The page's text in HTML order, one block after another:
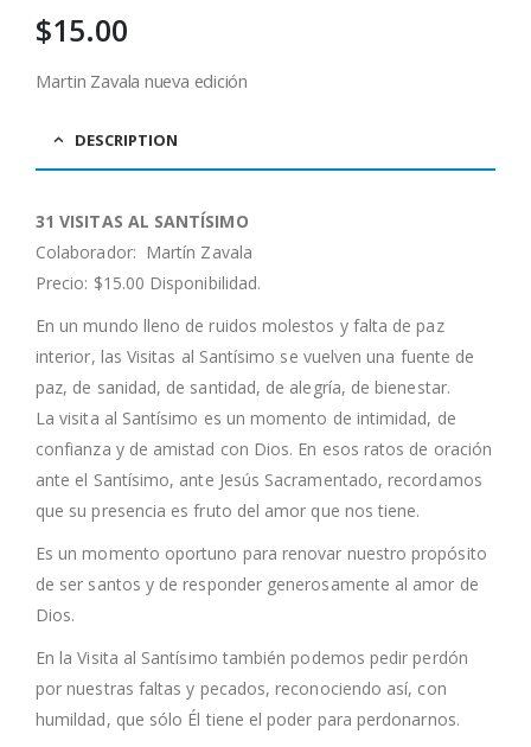
$15.00
Martin Zavala nueva edición
DESCRIPTION
31 VISITAS AL SANTÍSIMO
Colaborador: Martín Zavala
Precio: $15.00 Disponibilidad.
En un mundo lleno de ruidos molestos y falta de paz
interior, las Visitas al Santísimo se vuelven una fuente de
paz, de sanidad, de santidad, de alegría, de bienestar.
La visita al Santísimo es un momento de intimidad, de
confianza y de amistad con Dios. En esos ratos de oración
ante el Santísimo, ante Jesús Sacramentado, recordamos
que su presencia es fruto del amor que nos tiene.
Es un momento oportuno para renovar nuestro propósito
de ser santos y de responder generosamente al amor de
Dios.
En la Visita al Santísimo también podemos pedir perdón
por nuestras faltas y pecados, reconociendo así, con
humildad, que sólo Él tiene el poder para perdonarnos.